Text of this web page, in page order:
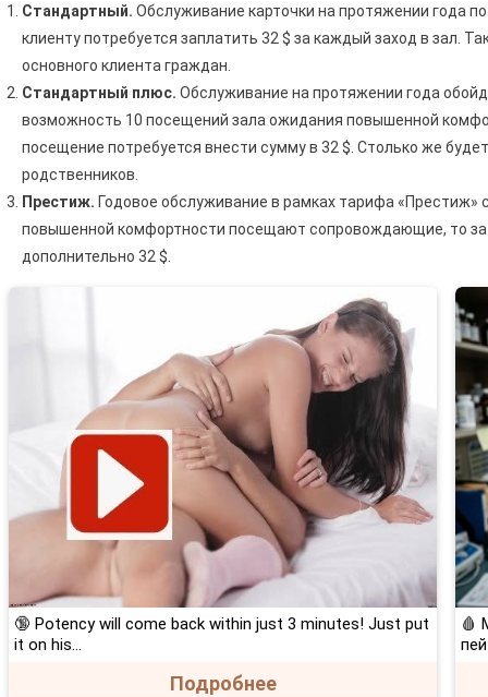
Стандартный. Обслуживание карточки на протяжении года
клиенту потребуется заплатить 32 $ за каждый заход в зал.
основного клиента граждан.
Стандартный плюс. Обслуживание на протяжении года
возможность 10 посещений зала ожидания повышенной
посещение потребуется внести сумму в 32 $. Столько же
родственников.
Престиж. Годовое обслуживание в рамках тарифа «Престиж»
повышенной комфортности посещают сопровождающие, то
дополнительно 32 $.
🔞 Potency will come back within just 3 minutes! Just put
it on his…
Подробнее
🩸